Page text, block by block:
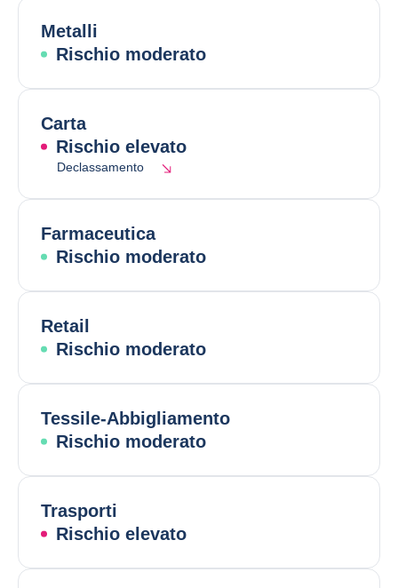
Metalli
Rischio moderato
Carta
Rischio elevato
Declassamento
Farmaceutica
Rischio moderato
Retail
Rischio moderato
Tessile-Abbigliamento
Rischio moderato
Trasporti
Rischio elevato